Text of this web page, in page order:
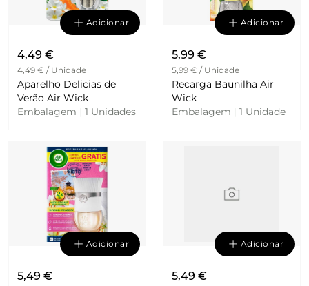
Adicionar
4,49 €
4,49 € / Unidade
Aparelho Delicias de
Verão Air Wick
Embalagem
1 Unidades
Adicionar
5,99 €
5,99 € / Unidade
Recarga Baunilha Air
Wick
Embalagem
1 Unidade
Adicionar
5,49 €
Adicionar
5,49 €